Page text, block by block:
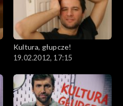
Kultura, głupcze!
19.02.2012, 17:15